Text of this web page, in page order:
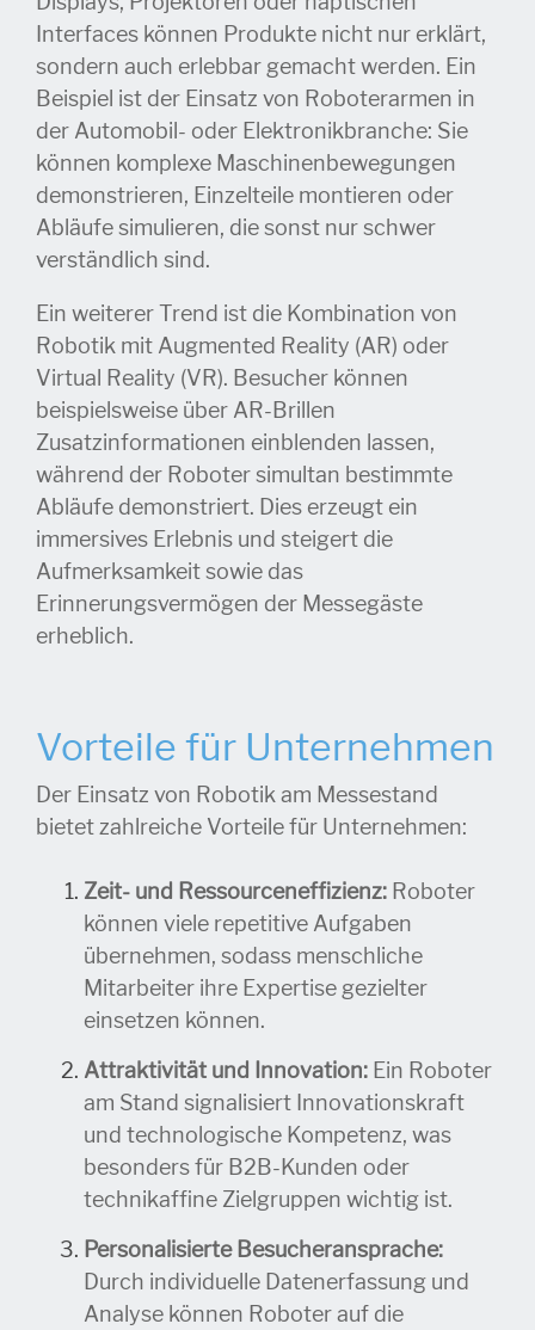
Interfaces können Produkte nicht nur erklärt,
sondern auch erlebbar gemacht werden. Ein
Beispiel ist der Einsatz von Roboterarmen in
der Automobil- oder Elektronikbranche: Sie
können komplexe Maschinenbewegungen
demonstrieren, Einzelteile montieren oder
Abläufe simulieren, die sonst nur schwer
verständlich sind.
Ein weiterer Trend ist die Kombination von
Robotik mit Augmented Reality (AR) oder
Virtual Reality (VR). Besucher können
beispielsweise über AR-Brillen
Zusatzinformationen einblenden lassen,
während der Roboter simultan bestimmte
Abläufe demonstriert. Dies erzeugt ein
immersives Erlebnis und steigert die
Aufmerksamkeit sowie das
Erinnerungsvermögen der Messegäste
erheblich.
Vorteile für Unternehmen
Der Einsatz von Robotik am Messestand
bietet zahlreiche Vorteile für Unternehmen:
Zeit- und Ressourceneffizienz: Roboter
können viele repetitive Aufgaben
übernehmen, sodass menschliche
Mitarbeiter ihre Expertise gezielter
einsetzen können.
Attraktivität und Innovation: Ein Roboter
am Stand signalisiert Innovationskraft
und technologische Kompetenz, was
besonders für B2B-Kunden oder
technikaffine Zielgruppen wichtig ist.
Personalisierte Besucheransprache:
Durch individuelle Datenerfassung und
Analyse können Roboter auf die